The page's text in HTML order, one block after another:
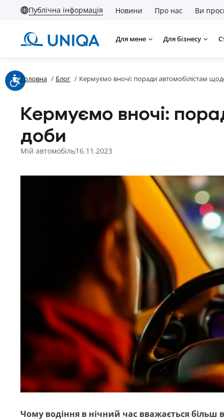
Публічна інформація Новини Про нас Ви
Для мене Для бізнесу
Головна / Блог / Кермуємо вночі: поради автомобілістам
Кермуємо вночі:
доби
Мій автомобіль16.11.2023
Чому водіння в нічний час вважається